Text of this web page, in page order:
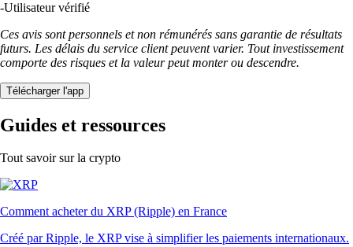
-Utilisateur vérifié
Ces avis sont personnels et non rémunérés sans garantie de résultats
futurs. Les délais du service client peuvent varier. Tout investissement
comporte des risques et la valeur peut monter ou descendre.
Télécharger l'app
Guides et ressources
Tout savoir sur la crypto
Comment acheter du XRP (Ripple) en France
Créé par Ripple, le XRP vise à simplifier les paiements internationaux.